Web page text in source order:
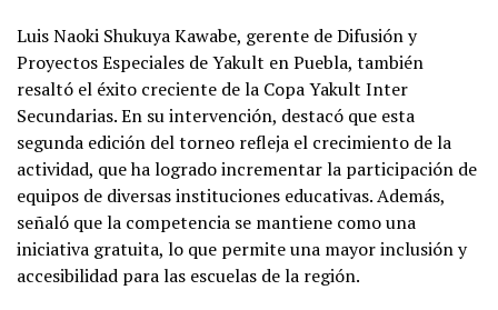
Luis Naoki Shukuya Kawabe, gerente de Difusión y
Proyectos Especiales de Yakult en Puebla, también
resaltó el éxito creciente de la Copa Yakult Inter
Secundarias. En su intervención, destacó que esta
segunda edición del torneo refleja el crecimiento de la
actividad, que ha logrado incrementar la participación de
equipos de diversas instituciones educativas. Además,
señaló que la competencia se mantiene como una
iniciativa gratuita, lo que permite una mayor inclusión y
accesibilidad para las escuelas de la región.